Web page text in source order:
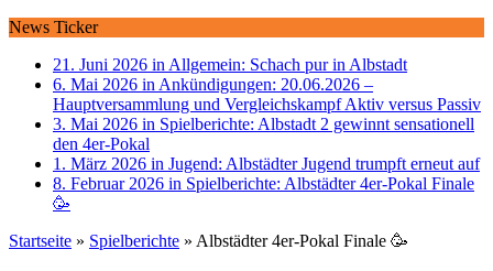
News Ticker
21. Juni 2026 in Allgemein: Schach pur in Albstadt
6. Mai 2026 in Ankündigungen: 20.06.2026 –
Hauptversammlung und Vergleichskampf Aktiv versus Passiv
3. Mai 2026 in Spielberichte: Albstadt 2 gewinnt sensationell
den 4er-Pokal
1. März 2026 in Jugend: Albstädter Jugend trumpft erneut auf
8. Februar 2026 in Spielberichte: Albstädter 4er-Pokal Finale
🥳
Startseite » Spielberichte » Albstädter 4er-Pokal Finale 🥳